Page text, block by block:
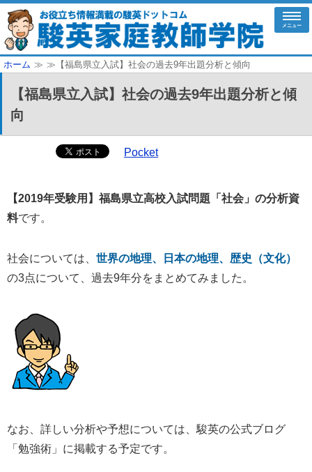
メニュー
ホーム ≫ ≫【福島県立入試】社会の過去9年出題分析と傾向
【福島県立入試】社会の過去9年出題分析と傾
向
Pocket
【2019年受験用】福島県立高校入試問題「社会」の分析資
料です。
社会については、 世界の地理、日本の地理、歴史（文化）
の3点について、過去9年分をまとめてみました。
なお、詳しい分析や予想については、駿英の公式ブログ
「勉強術」に掲載する予定です。